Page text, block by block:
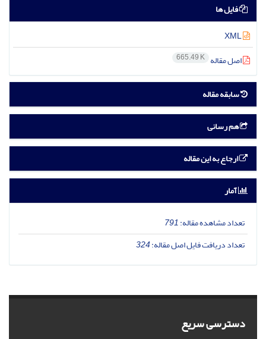
فایل ها
اصل مقاله 665.49 K
سابقه مقاله
هم رسانی
ارجاع به این مقاله
آمار
تعداد مشاهده مقاله:791
تعداد دریافت فایل اصل مقاله:324
دسترسی سریع